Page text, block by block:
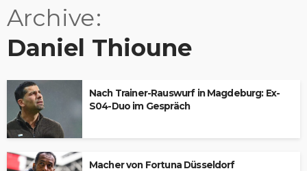
Archive
Daniel Thioune
Nach Trainer-Rauswurf in Magdeburg: Ex-
S04-Duo im Gespräch
Macher von Fortuna Düsseldorf